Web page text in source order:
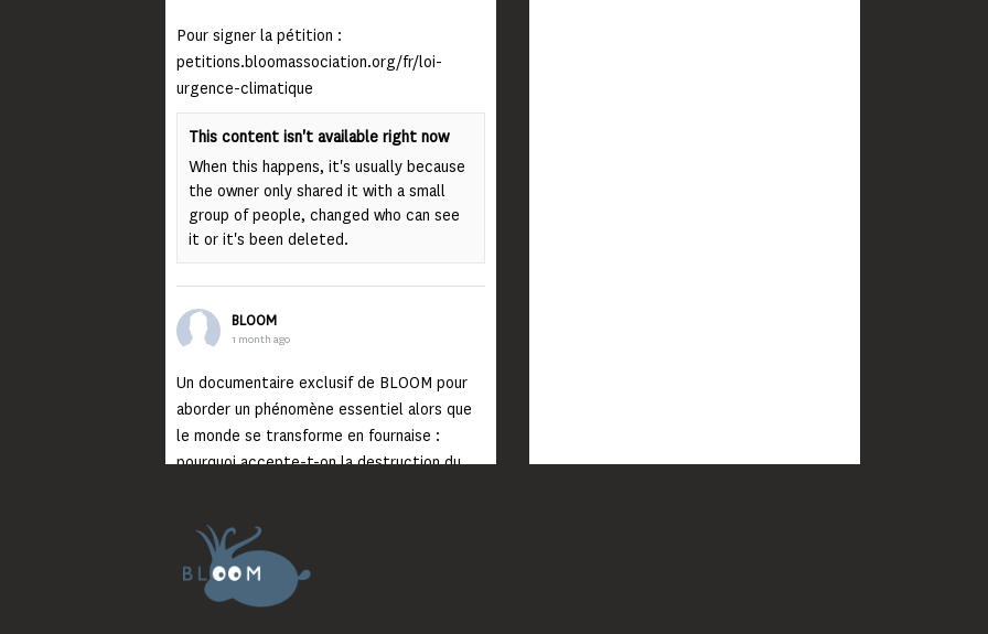
Pour signer la pétition :
petitions.bloomassociation.org/fr/loi-
urgence-climatique
This content isn't available right now
When this happens, it's usually because
the owner only shared it with a small
group of people, changed who can see
it or it's been deleted.
BLOOM
1 month ago
Un documentaire exclusif de BLOOM pour
aborder un phénomène essentiel alors que
le monde se transforme en fournaise :
pourquoi accepte-t-on la destruction du
Lisez jusqu’au bout et rendez-vous sur
notre chaîne Youtube (lien en bio) pour
découvrir un film qui génèrera deux choses
importantes : des conversations